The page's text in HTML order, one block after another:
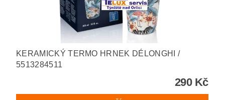
KERAMICKÝ TERMO HRNEK DÉLONGHI /
5513284511
290 Kč